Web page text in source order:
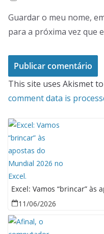
Guardar o meu nome,
para a próxima vez que
This site uses Akismet
comment data is
Excel: Vamos “brincar” às
11/06/2026